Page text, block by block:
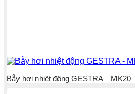
Bẫy hơi nhiệt động GESTRA – MK20